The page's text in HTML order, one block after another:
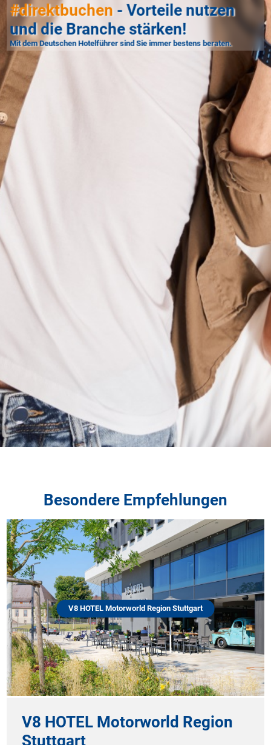
#direktbuchen - Vorteile nutzen
und die Branche stärken!
Mit dem Deutschen Hotelführer sind Sie immer bestens beraten.
Besondere Empfehlungen
V8 HOTEL Motorworld Region Stuttgart
Motorworld Region
Ostsee